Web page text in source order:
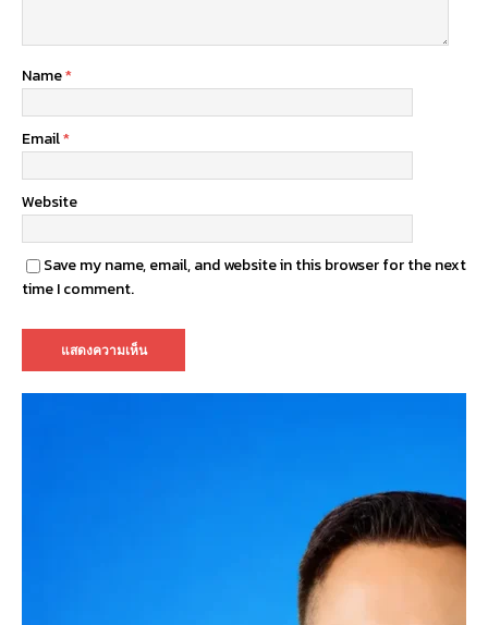
Name*
Email*
Website
Save my name, email, and website in this browser for the next
time I comment.